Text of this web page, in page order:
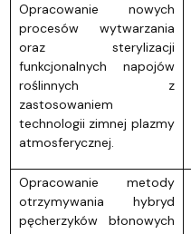
Opracowanie nowych
procesów wytwarzania
oraz sterylizacji
funkcjonalnych napojów
roślinnych z
zastosowaniem
technologii zimnej plazmy
atmosferycznej.
Opracowanie metody
otrzymywania hybryd
pęcherzyków błonowych